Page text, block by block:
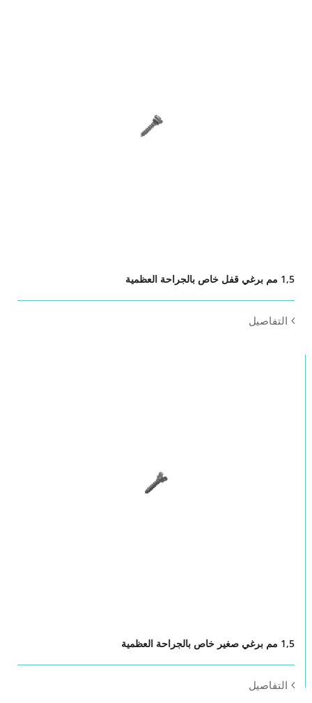
1,5 مم برغي قفل خاص بالجراحة العظمية
التفاصيل
1,5 مم برغي صغير خاص بالجراحة العظمية
التفاصيل